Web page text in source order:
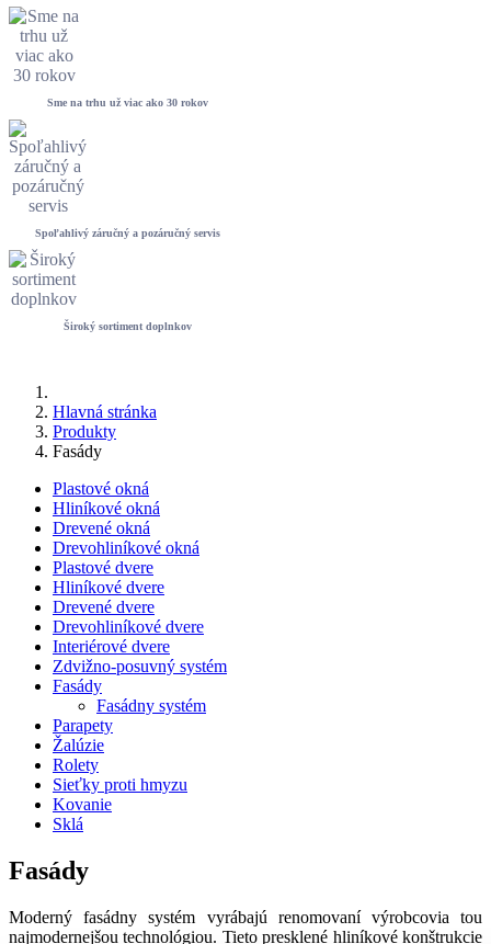
Sme na trhu už viac ako 30 rokov
Spoľahlivý záručný a pozáručný servis
Široký sortiment doplnkov
Hlavná stránka
Produkty
Fasády
Plastové okná
Hliníkové okná
Drevené okná
Drevohliníkové okná
Plastové dvere
Hliníkové dvere
Drevené dvere
Drevohliníkové dvere
Interiérové dvere
Zdvižno-posuvný systém
Fasády
Fasádny systém
Parapety
Žalúzie
Rolety
Sieťky proti hmyzu
Kovanie
Sklá
Fasády
Moderný fasádny systém vyrábajú renomovaní výrobcovia tou
najmodernejšou technológiou. Tieto presklené hliníkové konštrukcie